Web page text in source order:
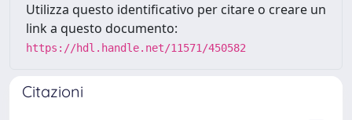
Utilizza questo identificativo per citare o creare un
link a questo documento:
https://hdl.handle.net/11571/450582
Citazioni